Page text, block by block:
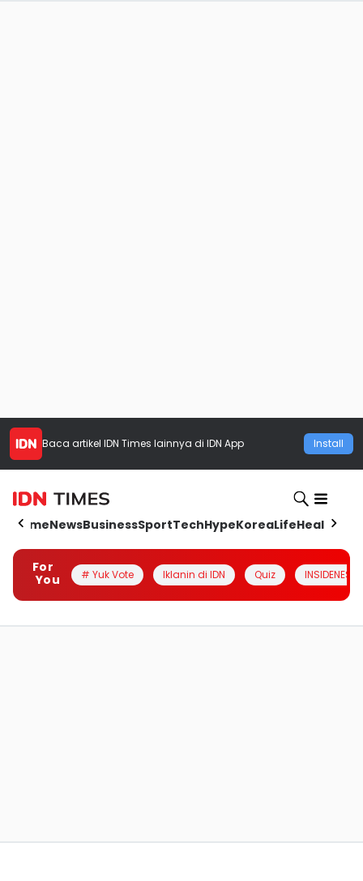
Baca artikel IDN Times lainnya di IDN App Install
HomeNewsBusinessSportTechHypeKoreaLifeHealth
For
You
# Yuk Vote Iklanin di IDN Quiz INSIDENESIA